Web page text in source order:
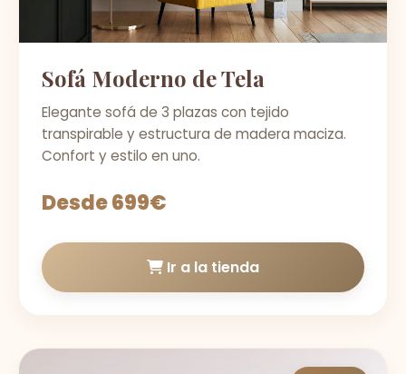
Sofá Moderno de Tela
Elegante sofá de 3 plazas con tejido
transpirable y estructura de madera maciza.
Confort y estilo en uno.
Desde 699€
Ir a la tienda